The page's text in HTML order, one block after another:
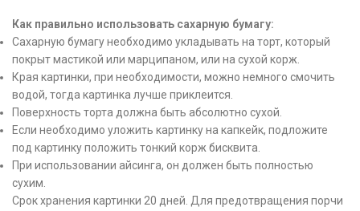
Как правильно использовать сахарную бумагу:
Сахарную бумагу необходимо укладывать на торт, который
покрыт мастикой или марципаном, или на сухой корж.
Края картинки, при необходимости, можно немного смочить
водой, тогда картинка лучше приклеится.
Поверхность торта должна быть абсолютно сухой.
Если необходимо уложить картинку на капкейк, подложите
под картинку положить тонкий корж бисквита.
При использовании айсинга, он должен быть полностью
сухим.
Срок хранения картинки 20 дней. Для предотвращения порчи